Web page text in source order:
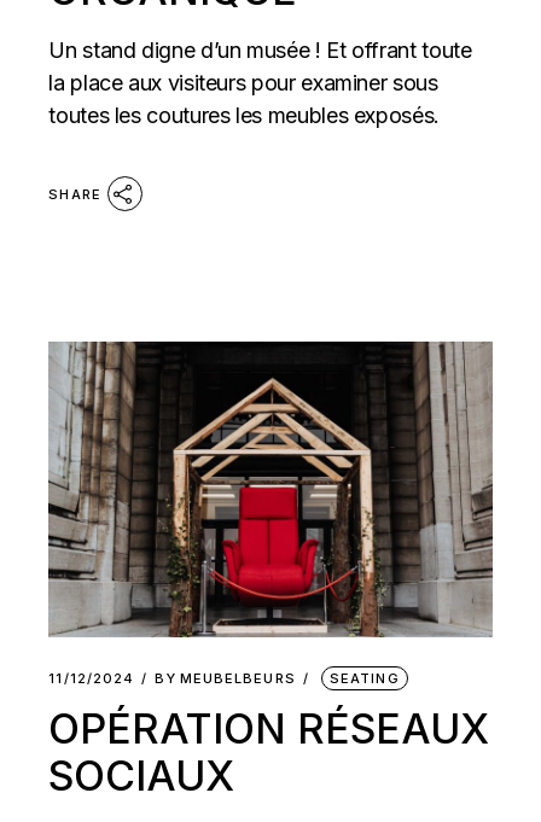
Un stand digne d’un musée ! Et offrant toute
la place aux visiteurs pour examiner sous
toutes les coutures les meubles exposés.
SHARE
11/12/2024 BY MEUBELBEURS SEATING
OPÉRATION RÉSEAUX
SOCIAUX